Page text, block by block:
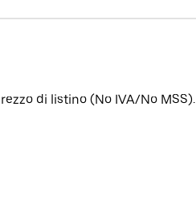
di listino (No IVA/No MSS).